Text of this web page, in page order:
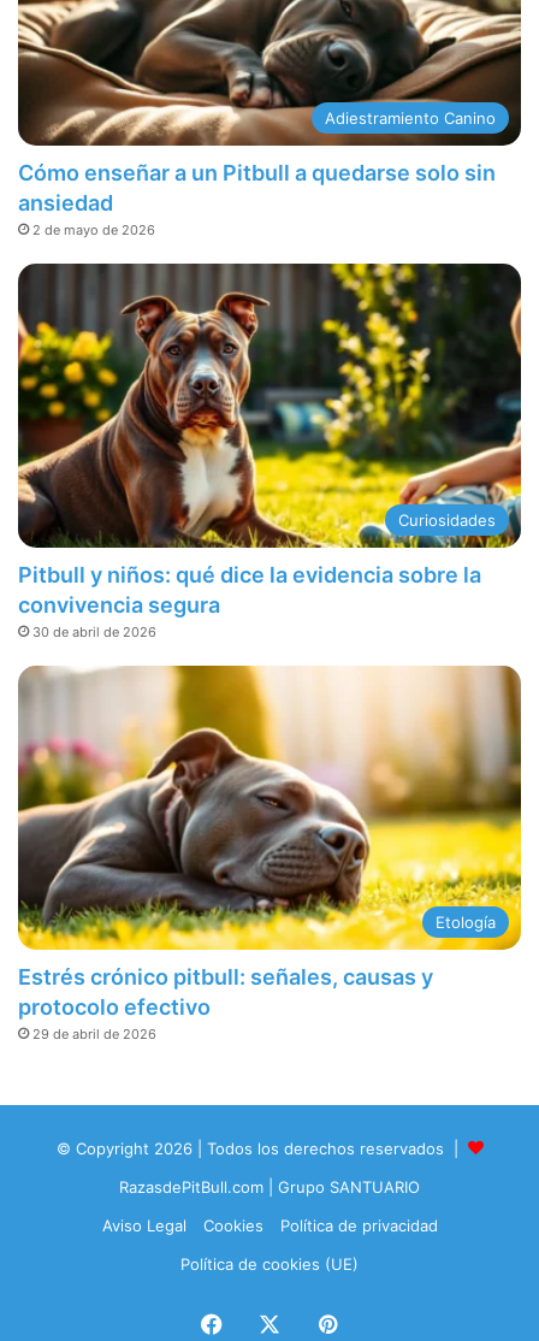
Adiestramiento Canino
Cómo enseñar a un Pitbull a quedarse solo sin
ansiedad
2 de mayo de 2026
Curiosidades
Pitbull y niños: qué dice la evidencia sobre la
convivencia segura
30 de abril de 2026
Etología
Estrés crónico pitbull: señales, causas y
protocolo efectivo
29 de abril de 2026
© Copyright 2026 | Todos los derechos reservados |
RazasdePitBull.com | Grupo SANTUARIO
Aviso Legal
Cookies
Política de privacidad
Política de cookies (UE)
Facebook Pinterest